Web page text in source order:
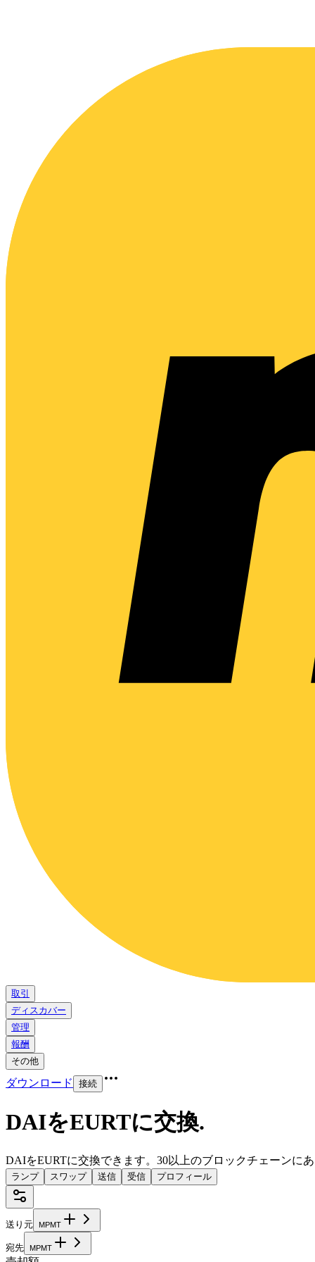
取引
ディスカバー
管理
報酬
その他
ダウンロード 接続
DAIをEURTに交換.
DAIをEURTに交換できます。30以上のブロックチェーンに
ランプ スワップ 送信 受信 プロフィール
送り元 MPMT
宛先 MPMT